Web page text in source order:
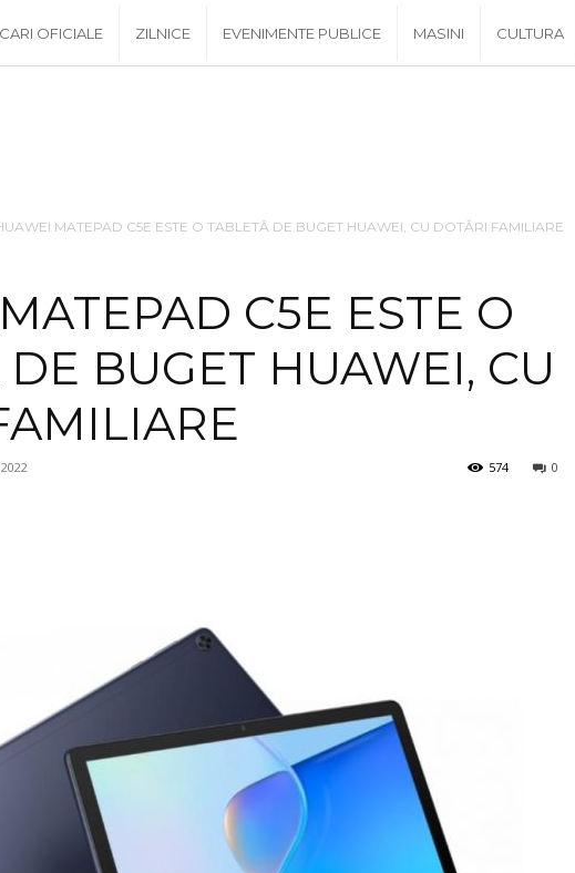
OFICIALE ZILNICE EVENIMENTE PUBLICE MASINI CULTURA
MATEPAD C5E ESTE O TABLETĂ DE BUGET HUAWEI, CU DOTĂRI FAMILIARE
C5E ESTE O
BUGET HUAWEI, CU
0
574